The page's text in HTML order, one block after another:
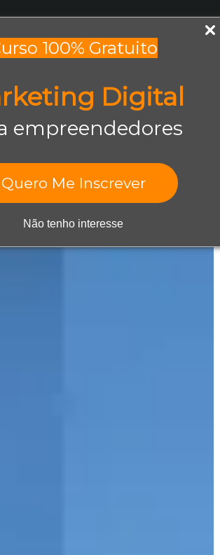
100% Gratuito
Digital
empreendedores
Quero Me Inscrever
Não tenho interesse